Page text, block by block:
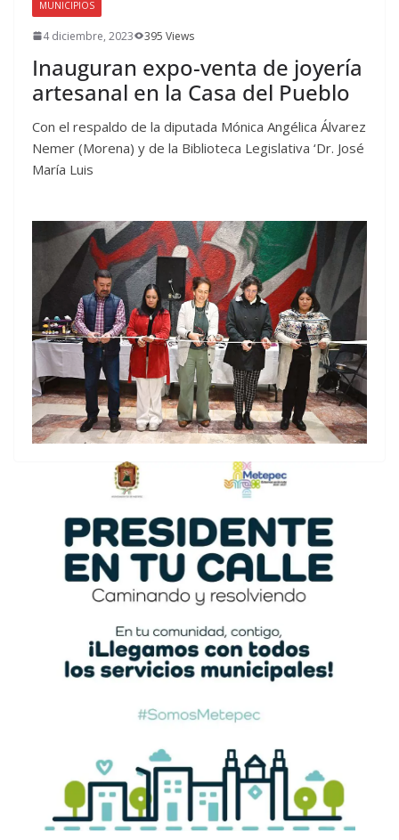
MUNICIPIOS
4 diciembre, 2023 395 Views
Inauguran expo-venta de joyería
artesanal en la Casa del Pueblo
Con el respaldo de la diputada Mónica Angélica Álvarez
Nemer (Morena) y de la Biblioteca Legislativa ‘Dr. José
María Luis